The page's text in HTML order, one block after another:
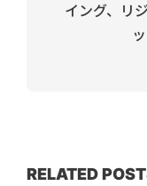
イング、リ
RELATED